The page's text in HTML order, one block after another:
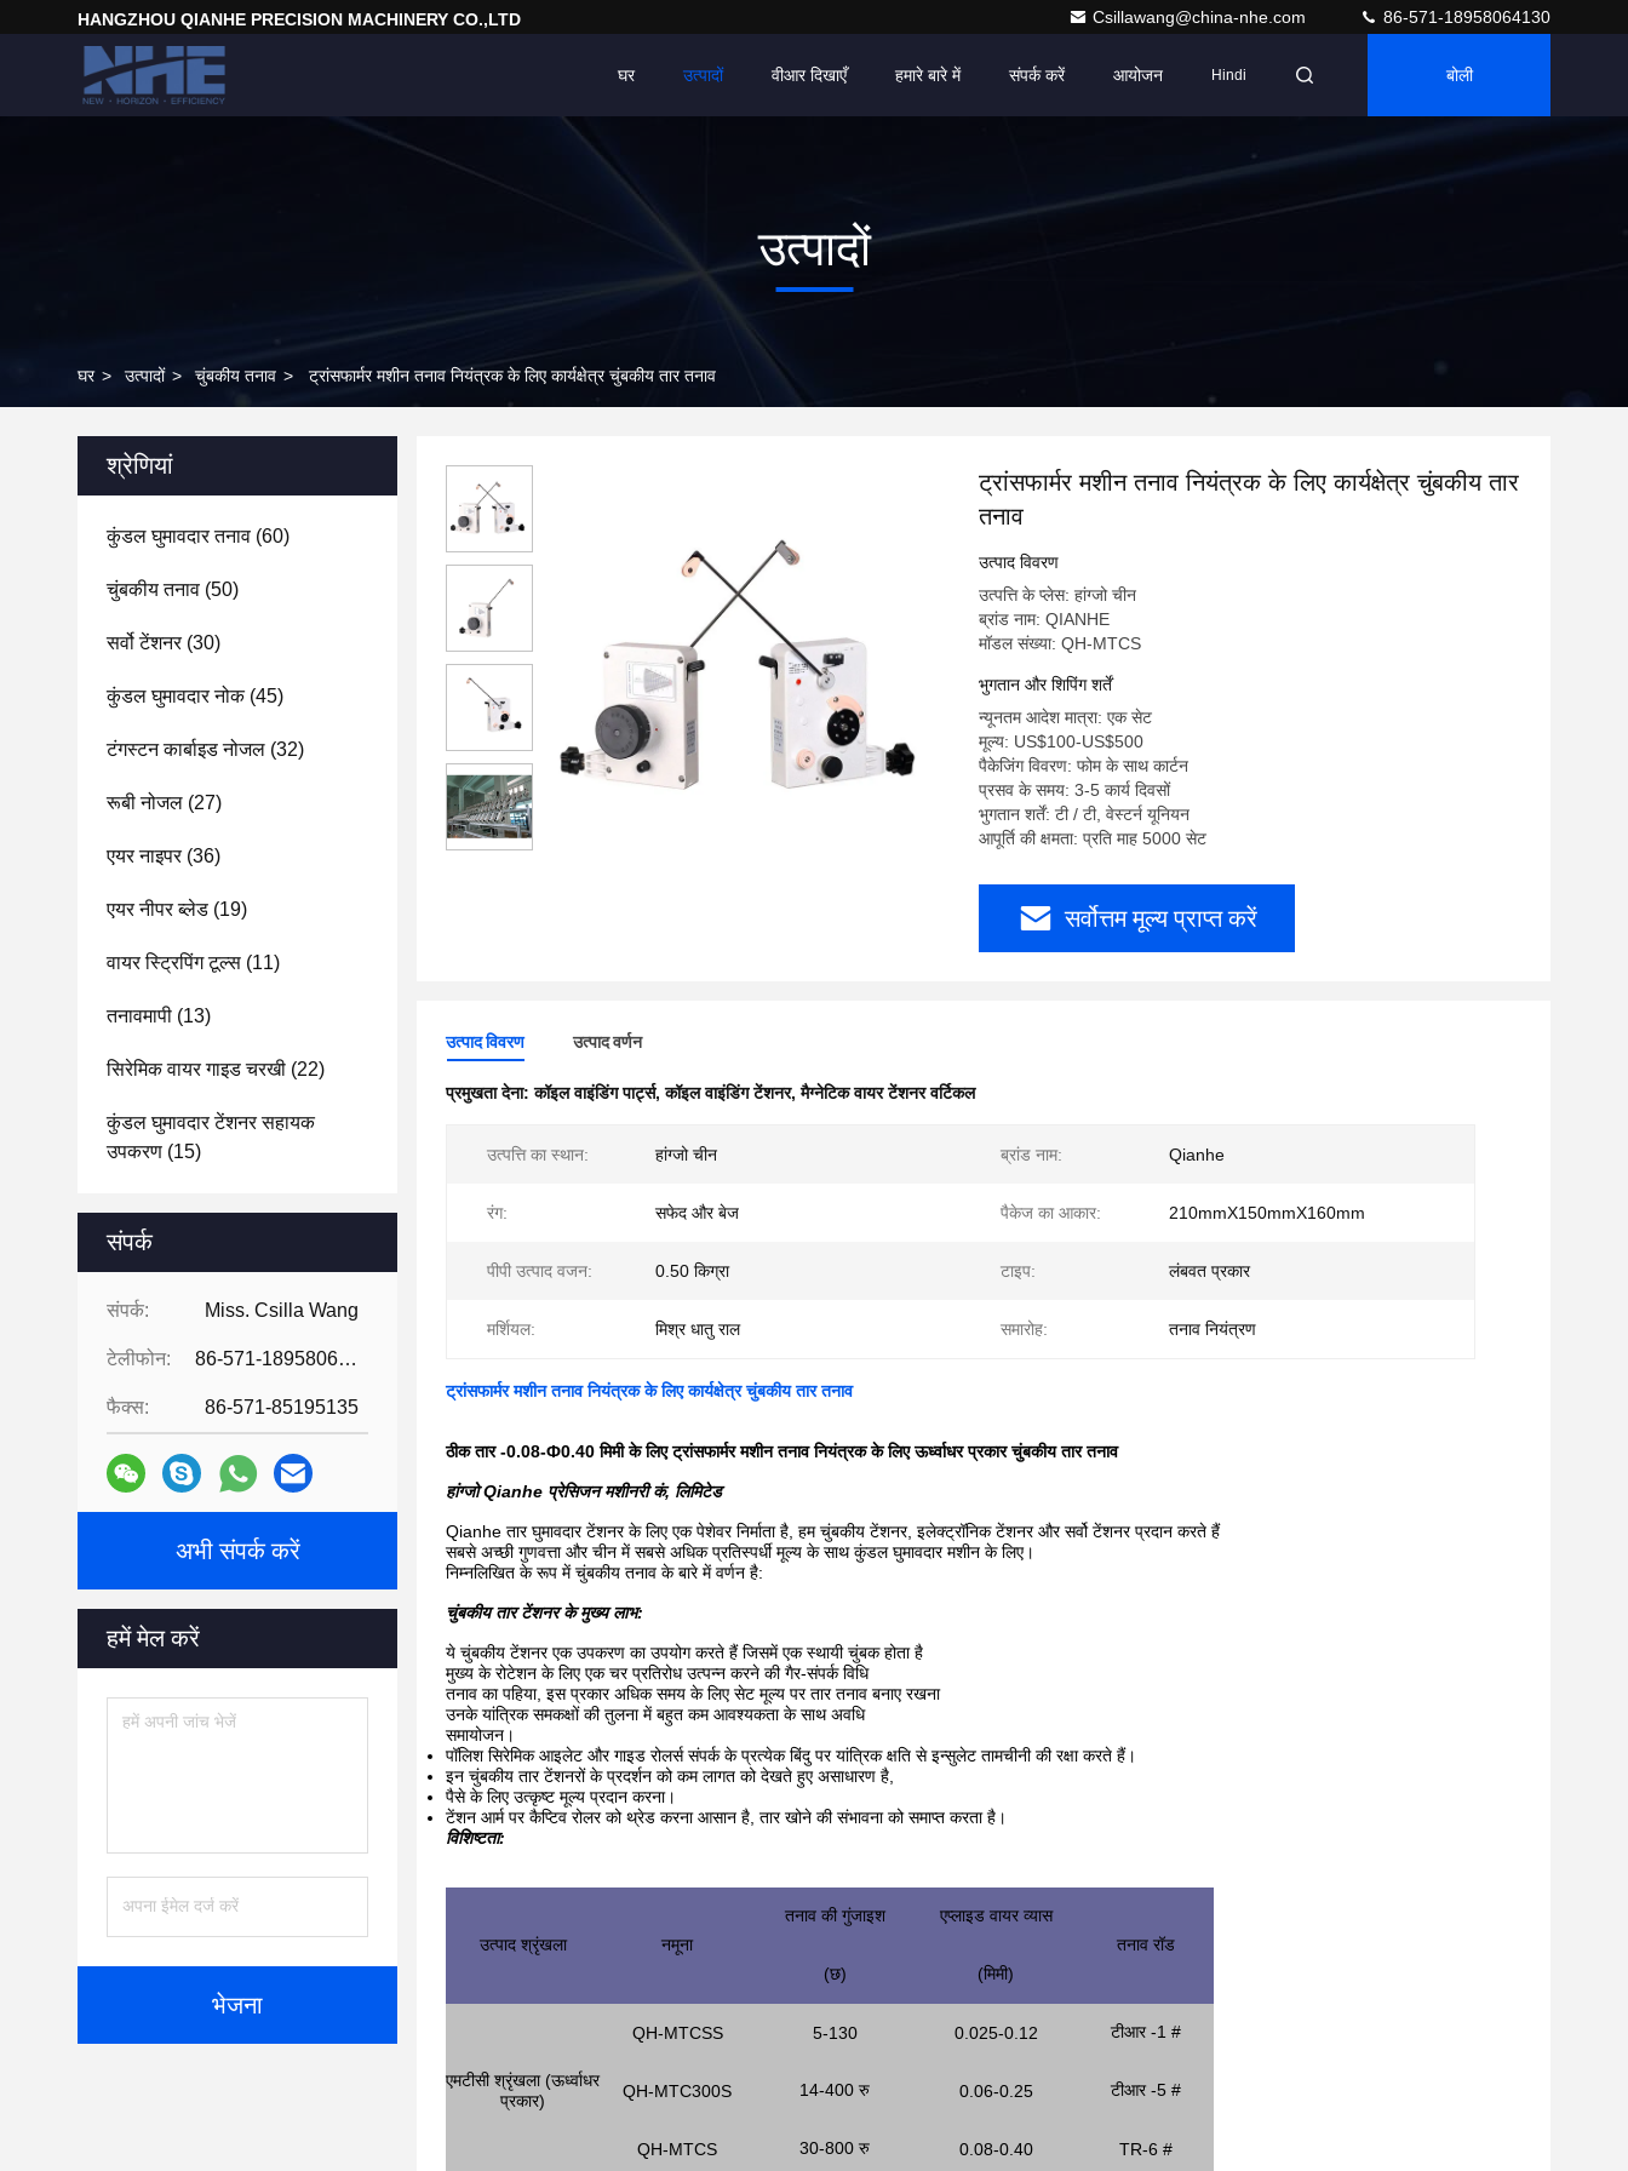
HANGZHOU QIANHE PRECISION MACHINERY CO.,LTD Csillawang@china-nhe.com 86-571-18958064130
घर उत्पादों वीआर दिखाएँ हमारे बारे में संपर्क करें आयोजन Hindi बोली
उत्पादों
घर > उत्पादों > चुंबकीय तनाव > ट्रांसफार्मर मशीन तनाव नियंत्रक के लिए कार्यक्षेत्र चुंबकीय तार तनाव
श्रेणियां
कुंडल घुमावदार तनाव (60)
चुंबकीय तनाव (50)
सर्वो टेंशनर(30)
कुंडल घुमावदार नोक(45)
टंगस्टन कार्बाइड नोजल (32)
रूबी नोजल (27)
एयर नाइपर(36)
एयर नीपर ब्लेड (19)
वायर स्ट्रिपिंग टूल्स (11)
तनावमापी (13)
सिरेमिक वायर गाइड चरखी (22)
कुंडल घुमावदार टेंशनर सहायक
उपकरण (15)
संपर्क
संपर्क: Miss. Csilla Wang
टेलीफोन: 86-571-18958064130
फैक्स: 86-571-85195135
अभी संपर्क करें
हमें मेल करें
भेजना
ट्रांसफार्मर मशीन तनाव नियंत्रक के लिए कार्यक्षेत्र चुंबकीय तार
तनाव
उत्पाद विवरण
उत्पत्ति के प्लेस: हांग्जो चीन
ब्रांड नाम: QIANHE
मॉडल संख्या: QH-MTCS
भुगतान और शिपिंग शर्तें
न्यूनतम आदेश मात्रा: एक सेट
मूल्य: US$100-US$500
पैकेजिंग विवरण: फोम के साथ कार्टन
प्रसव के समय: 3-5 कार्य दिवसों
भुगतान शर्तें: टी / टी, वेस्टर्न यूनियन
आपूर्ति की क्षमता: प्रति माह 5000 सेट
सर्वोत्तम मूल्य प्राप्त करें
उत्पाद विवरण उत्पाद वर्णन
प्रमुखता देना:कॉइल वाइंडिंग पार्ट्स,कॉइल वाइंडिंग टेंशनर,मैग्नेटिक वायर टेंशनर वर्टिकल
उत्पत्ति का स्थान: हांग्जो चीन ब्रांड नाम: Qianhe
रंग: सफेद और बेज पैकेज का आकार: 210mmX150mmX160mm
पीपी उत्पाद वजन: 0.50 किग्रा टाइप: लंबवत प्रकार
मर्शियल: मिश्र धातु राल समारोह: तनाव नियंत्रण
ट्रांसफार्मर मशीन तनाव नियंत्रक के लिए कार्यक्षेत्र चुंबकीय तार तनाव
ठीक तार -0.08-Ф0.40 मिमी के लिए ट्रांसफार्मर मशीन तनाव नियंत्रक के लिए ऊर्ध्वाधर प्रकार चुंबकीय तार तनाव
हांग्जो Qianhe प्रेसिजन मशीनरी कं, लिमिटेड
Qianhe तार घुमावदार टेंशनर के लिए एक पेशेवर निर्माता है, हम चुंबकीय टेंशनर, इलेक्ट्रॉनिक टेंशनर और सर्वो टेंशनर प्रदान करते हैं
सबसे अच्छी गुणवत्ता और चीन में सबसे अधिक प्रतिस्पर्धी मूल्य के साथ कुंडल घुमावदार मशीन के लिए।
निम्नलिखित के रूप में चुंबकीय तनाव के बारे में वर्णन है:
चुंबकीय तार टेंशनर के मुख्य लाभ:
ये चुंबकीय टेंशनर एक उपकरण का उपयोग करते हैं जिसमें एक स्थायी चुंबक होता है
मुख्य के रोटेशन के लिए एक चर प्रतिरोध उत्पन्न करने की गैर-संपर्क विधि
तनाव का पहिया, इस प्रकार अधिक समय के लिए सेट मूल्य पर तार तनाव बनाए रखना
उनके यांत्रिक समकक्षों की तुलना में बहुत कम आवश्यकता के साथ अवधि
समायोजन।
पॉलिश सिरेमिक आइलेट और गाइड रोलर्स संपर्क के प्रत्येक बिंदु पर यांत्रिक क्षति से इन्सुलेट तामचीनी की रक्षा करते हैं।
इन चुंबकीय तार टेंशनरों के प्रदर्शन को कम लागत को देखते हुए असाधारण है,
पैसे के लिए उत्कृष्ट मूल्य प्रदान करना।
टेंशन आर्म पर कैप्टिव रोलर को थ्रेड करना आसान है, तार खोने की संभावना को समाप्त करता है।
विशिष्टता:
उत्पाद श्रृंखला नमूना
तनाव की गुंजाइश
एप्लाइड वायर व्यास
तनाव रॉड
(छ)
(मिमी)
एमटीसी श्रृंखला (ऊर्ध्वाधर
प्रकार)
QH-MTCSS 5-130 0.025-0.12 टीआर -1 #
QH-MTC300S 14-400 रु 0.06-0.25 टीआर -5 #
QH-MTCS 30-800 रु 0.08-0.40 TR-6 #